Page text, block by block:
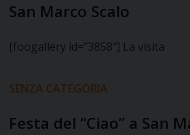
San Marco Scalo
[foogallery id=”3858″] La visita
SENZA CATEGORIA
Festa del “Ciao” a San